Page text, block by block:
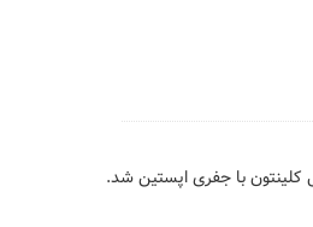
کلینتون با جفری اپستین شد.